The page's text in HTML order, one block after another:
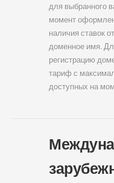
для выбранного
момент
наличия ставок
доменное имя.
регистрацию
тариф с
доступных на